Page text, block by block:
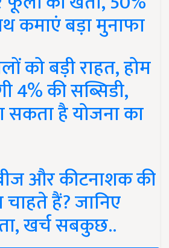
कमाएं बड़ा मुनाफा
को बड़ी राहत, होम
4% की सब्सिडी,
सकता है योजना का
और कीटनाशक की
हैं? जानिए
खर्च सबकुछ..